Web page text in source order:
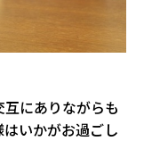
にありながらも
いかがお過ごし